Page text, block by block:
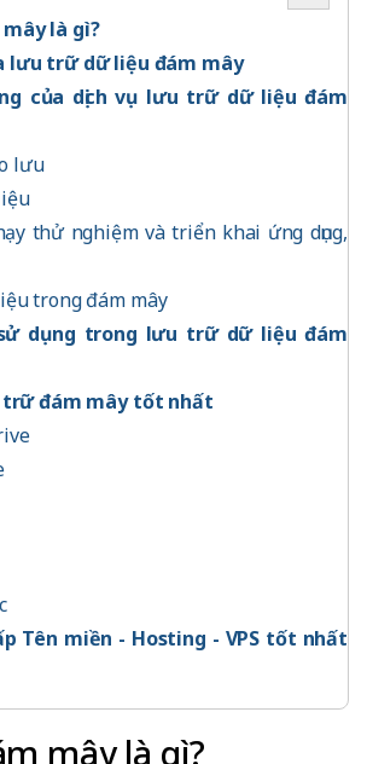
là gì?
lưu trữ dữ liệu đám mây
của dịch vụ lưu trữ dữ liệu đám
lưu
thử nghiệm và triển khai ứng dụng,
trong đám mây
dụng trong lưu trữ dữ liệu đám
trữ đám mây tốt nhất
Tên miền - Hosting - VPS tốt nhất
mây là gì?